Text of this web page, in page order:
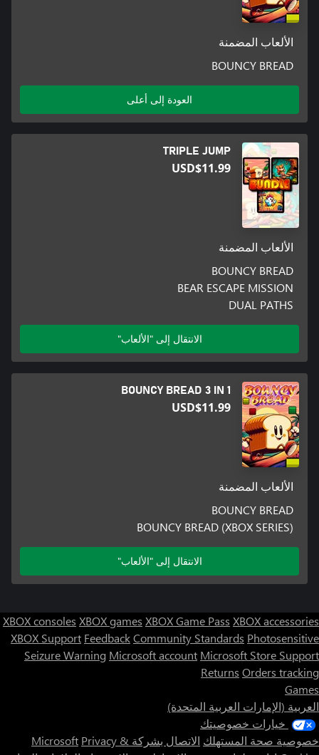
الألعاب المضمنة
BOUNCY BREAD
العودة إلى أعلى
TRIPLE JUMP
USD$11.99
الألعاب المضمنة
BOUNCY BREAD
BEAR ESCAPE MISSION
DUAL PATHS
الانتقال إلى "الألعاب"
BOUNCY BREAD 3 IN 1
USD$11.99
الألعاب المضمنة
BOUNCY BREAD
BOUNCY BREAD (XBOX SERIES)
الانتقال إلى "الألعاب"
XBOX consoles XBOX games XBOX Game Pass XBOX accessories
XBOX Support FeedbackCommunity Standards Photosensitive
Seizure Warning Microsoft account Microsoft Store Support
Returns Orders tracking
Games
العربية (الإمارات العربية المتحدة)
خيارات خصوصيتك
خصوصية صحة المستهلك الاتصال بشركة Microsoft Privacy &